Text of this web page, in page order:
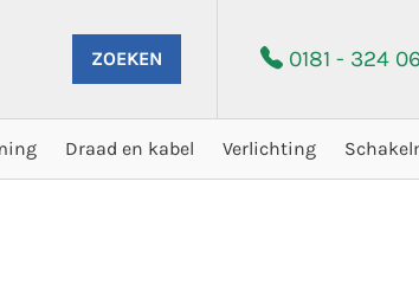
ZOEKEN 0181 - 324
Draad en kabel Verlichting